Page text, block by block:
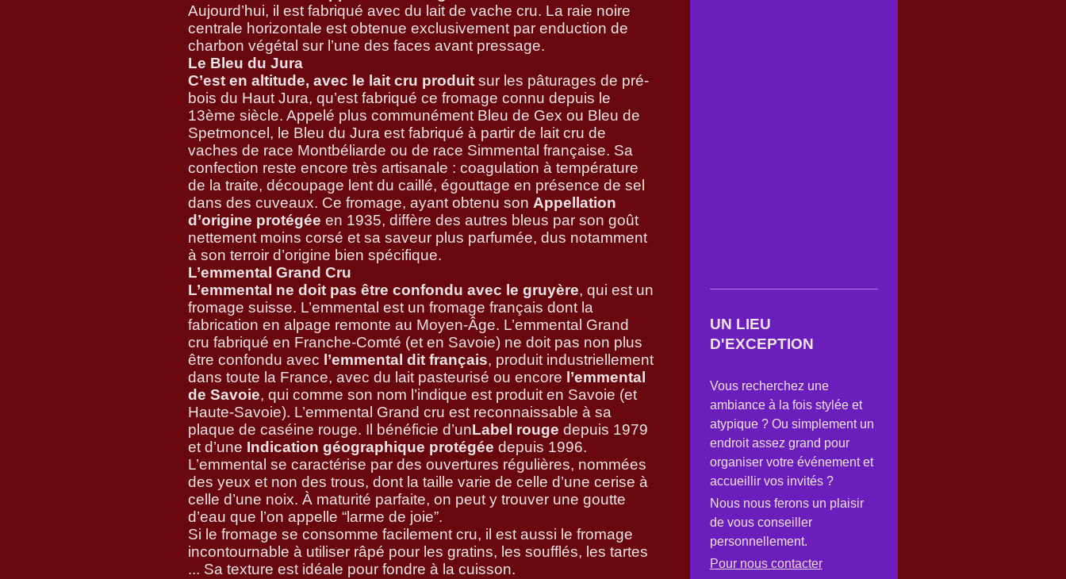
Aujourd’hui, il est fabriqué avec du lait de vache cru. La raie noire
centrale horizontale est obtenue exclusivement par enduction de
charbon végétal sur l’une des faces avant pressage.
Le Bleu du Jura
C’est en altitude, avec le lait cru produit sur les pâturages de pré-
bois du Haut Jura, qu’est fabriqué ce fromage connu depuis le
13ème siècle. Appelé plus communément Bleu de Gex ou Bleu de
Spetmoncel, le Bleu du Jura est fabriqué à partir de lait cru de
vaches de race Montbéliarde ou de race Simmental française. Sa
confection reste encore très artisanale : coagulation à température
de la traite, découpage lent du caillé, égouttage en présence de sel
dans des cuveaux. Ce fromage, ayant obtenu son Appellation
d’origine protégée en 1935, diffère des autres bleus par son goût
nettement moins corsé et sa saveur plus parfumée, dus notamment
à son terroir d’origine bien spécifique.
L’emmental Grand Cru
L’emmental ne doit pas être confondu avec le gruyère, qui est un
fromage suisse. L’emmental est un fromage français dont la
fabrication en alpage remonte au Moyen-Âge. L’emmental Grand
cru fabriqué en Franche-Comté (et en Savoie) ne doit pas non plus
être confondu avec l’emmental dit français, produit industriellement
dans toute la France, avec du lait pasteurisé ou encore l’emmental
de Savoie, qui comme son nom l’indique est produit en Savoie (et
Haute-Savoie). L’emmental Grand cru est reconnaissable à sa
plaque de caséine rouge. Il bénéficie d’unLabel rouge depuis 1979
et d’une Indication géographique protégée depuis 1996.
L’emmental se caractérise par des ouvertures régulières, nommées
des yeux et non des trous, dont la taille varie de celle d’une cerise à
celle d’une noix. À maturité parfaite, on peut y trouver une goutte
d’eau que l’on appelle “larme de joie”.
Si le fromage se consomme facilement cru, il est aussi le fromage
incontournable à utiliser râpé pour les gratins, les soufflés, les tartes
... Sa texture est idéale pour fondre à la cuisson.
UN LIEU
D'EXCEPTION
Vous recherchez une
ambiance à la fois stylée et
atypique ? Ou simplement un
endroit assez grand pour
organiser votre événement et
accueillir vos invités ?
Nous nous ferons un plaisir
de vous conseiller
personnellement.
Pour nous contacter